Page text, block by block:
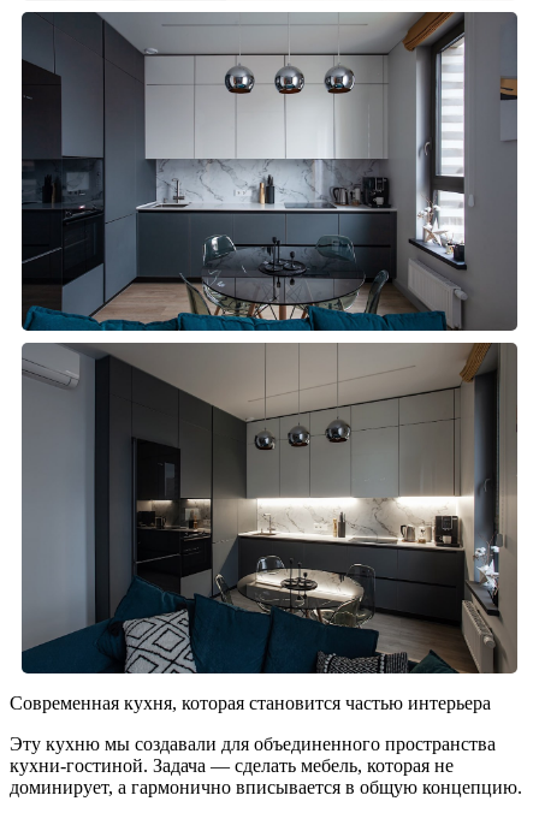
Современная кухня, которая становится частью интерьера
Эту кухню мы создавали для объединенного пространства
кухни-гостиной. Задача — сделать мебель, которая не
доминирует, а гармонично вписывается в общую концепцию.